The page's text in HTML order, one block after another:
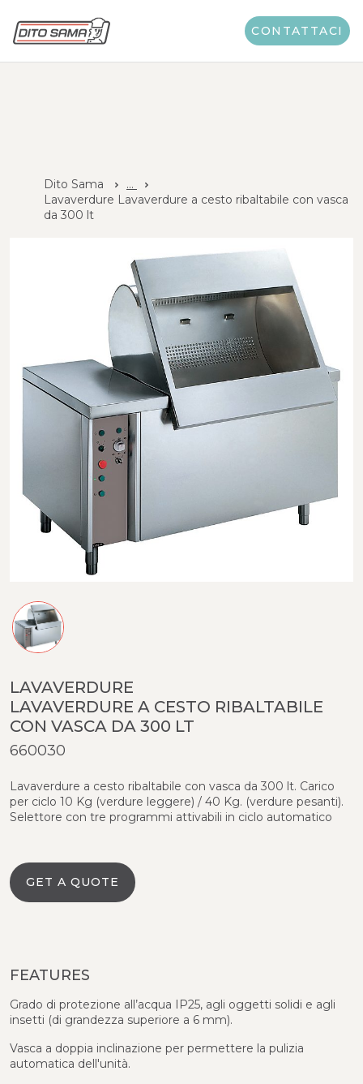
CONTATTACI
Dito Sama
...
Lavaverdure Lavaverdure a cesto ribaltabile con vasca
da 300 lt
LAVAVERDURE
LAVAVERDURE A CESTO RIBALTABILE
CON VASCA DA 300 LT
660030
Lavaverdure a cesto ribaltabile con vasca da 300 lt. Carico
per ciclo 10 Kg (verdure leggere) / 40 Kg. (verdure pesanti).
Selettore con tre programmi attivabili in ciclo automatico
GET A QUOTE
FEATURES
Grado di protezione all’acqua IP25, agli oggetti solidi e agli
insetti (di grandezza superiore a 6 mm).
Vasca a doppia inclinazione per permettere la pulizia
automatica dell'unità.